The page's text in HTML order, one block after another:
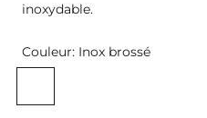
inoxydable.
Couleur: Inox brossé